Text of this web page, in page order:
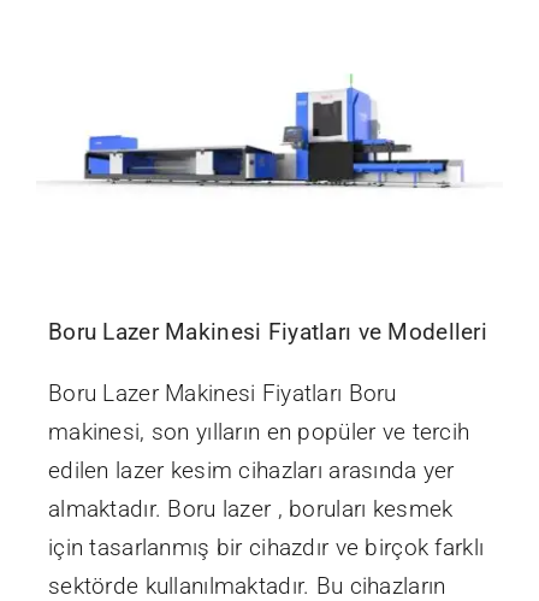
Boru Lazer Makinesi Fiyatları ve Modelleri
Boru Lazer Makinesi Fiyatları Boru
makinesi, son yılların en popüler ve tercih
edilen lazer kesim cihazları arasında yer
almaktadır. Boru lazer , boruları kesmek
için tasarlanmış bir cihazdır ve birçok farklı
sektörde kullanılmaktadır. Bu cihazların